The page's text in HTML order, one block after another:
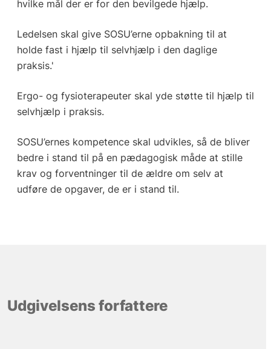
hvilke mål der er for den bevilgede hjælp.
Ledelsen skal give SOSU’erne opbakning til at
holde fast i hjælp til selvhjælp i den daglige
praksis.'
Ergo- og fysioterapeuter skal yde støtte til hjælp til
selvhjælp i praksis.
SOSU’ernes kompetence skal udvikles, så de bliver
bedre i stand til på en pædagogisk måde at stille
krav og forventninger til de ældre om selv at
udføre de opgaver, de er i stand til.
Udgivelsens forfattere